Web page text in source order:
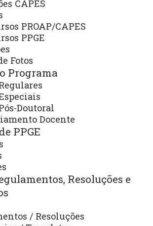
CAPES
PROAP/CAPES
PPGE
Fotos
Programa
Doutoral
Docente
PPGE
Resoluções e
/ Resoluções
e Doutorado em Educação
2024 Defesas de
e tese do mês de
RECENTE: 21 DE NOVEMBRO